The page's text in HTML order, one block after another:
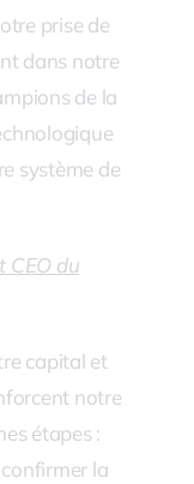
prise de
dans notre
de la
système de
CEO du
capital et
notre
étapes :
la